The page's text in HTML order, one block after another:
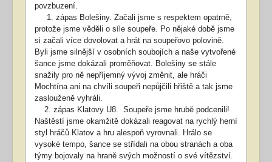
povzbuzení.
1. zápas Bolešiny. Začali jsme s respektem opatrně,
protože jsme věděli o síle soupeře. Po nějaké době jsme
si začali více dovolovat a hrát na soupeřovo polovině.
Byli jsme silnější v osobních soubojích a naše vytvořené
šance jsme dokázali proměňovat. Bolešiny se stále
snažily pro ně nepříjemný vývoj změnit, ale hráči
Mochtína ani na chvíli soupeři nepůjčili hřiště a tak jsme
zaslouženě vyhráli.
2. zápas Klatovy U8. Soupeře jsme hrubě podcenili!
Naštěstí jsme okamžitě dokázali reagovat na rychlý herní
styl hráčů Klatov a hru alespoň vyrovnali. Hrálo se
vysoké tempo, šance se střídali na obou stranách a oba
týmy bojovaly na hraně svých možností o své vítězství.